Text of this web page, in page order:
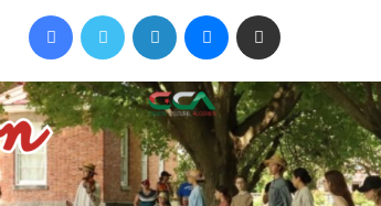
Facebook Twitter Linkedin Messenger